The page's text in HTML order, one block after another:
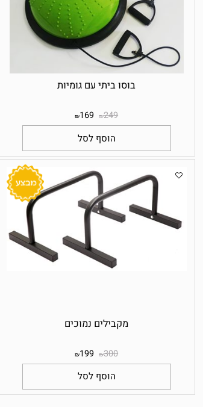
בוסו ביתי עם גומיות
₪249
₪169
הוסף לסל
מקבילים נמוכים
₪300
₪199